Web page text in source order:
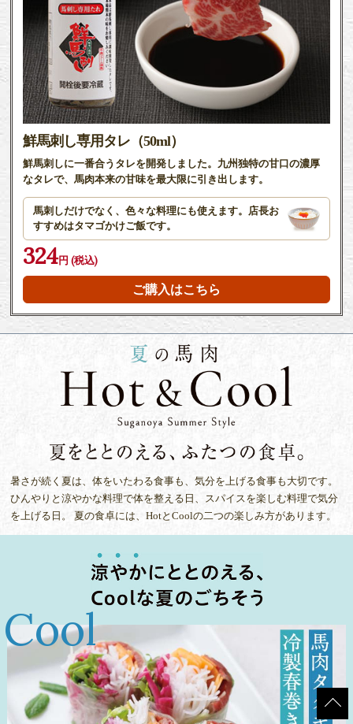
鮮馬刺し専用タレ（50ml）
鮮馬刺しに一番合うタレを開発しました。九州独特の甘口の濃厚
なタレで、馬肉本来の甘味を最大限に引き出します。
馬刺しだけでなく、色々な料理にも使えます。店長お
すすめはタマゴかけご飯です。
324円 (税込)
ご購入はこちら
暑さが続く夏は、体をいたわる食事も、気分を上げる食事も大切です。
ひんやりと涼やかな料理で体を整える日、スパイスを楽しむ料理で気分
を上げる日。
夏の食卓には、HotとCoolの二つの楽しみ方があります。